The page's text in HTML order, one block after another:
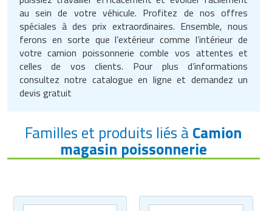
Table de cuisson professionnelle
Tables de préparation réfrigérées
Ustensile de cuisine
Vaisselle restaurant
Vitrines réfrigérées
au sein de votre véhicule. Profitez de nos offres
spéciales à des prix extraordinaires. Ensemble, nous
ferons en sorte que l’extérieur comme l’intérieur de
votre camion poissonnerie comble vos attentes et
celles de vos clients. Pour plus d’informations
consultez notre catalogue en ligne et demandez un
devis gratuit
Familles et produits liés à Camion
magasin poissonnerie